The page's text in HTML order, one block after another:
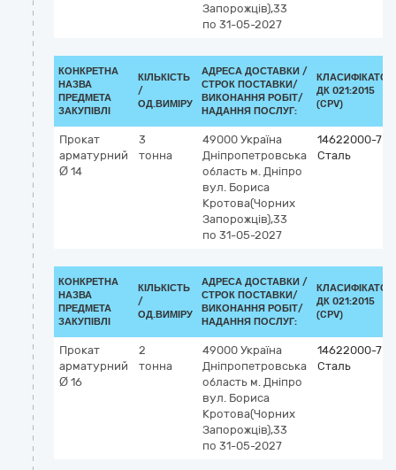
Запорожців),33
по 31-05-2027
КОНКРЕТНА
НАЗВА
ПРЕДМЕТА
ЗАКУПІВЛІ
КІЛЬКІСТЬ
/
ОД.ВИМІРУ
АДРЕСА ДОСТАВКИ /
СТРОК ПОСТАВКИ/
ВИКОНАННЯ РОБІТ/
НАДАННЯ ПОСЛУГ:
КЛАСИФІКАТОР
ДК 021:2015
(CPV)
Прокат
арматурний
Ø 14
3
тонна
49000 Україна
Дніпропетровська
область м. Дніпро
вул. Бориса
Кротова(Чорних
Запорожців),33
по 31-05-2027
14622000-7
Сталь
КОНКРЕТНА
НАЗВА
ПРЕДМЕТА
ЗАКУПІВЛІ
КІЛЬКІСТЬ
/
ОД.ВИМІРУ
АДРЕСА ДОСТАВКИ /
СТРОК ПОСТАВКИ/
ВИКОНАННЯ РОБІТ/
НАДАННЯ ПОСЛУГ:
КЛАСИФІКАТОР
ДК 021:2015
(CPV)
Прокат
арматурний
Ø 16
2
тонна
49000 Україна
Дніпропетровська
область м. Дніпро
вул. Бориса
Кротова(Чорних
Запорожців),33
по 31-05-2027
14622000-7
Сталь